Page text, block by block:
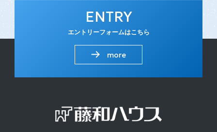
ENTRY
エントリーフォームはこちら
more